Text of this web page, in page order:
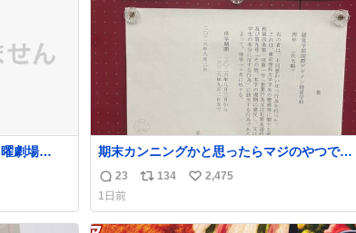
数
ニエンス
期末カンニングかと思ったらマジのやつで草
B4でIDMってことはおそらく就職だし、内定
取り消し？ それと夏休み期間の停学って無意
味じゃね？
返
信
数
23
リ
ス
134
い
ね
2,475
1日前